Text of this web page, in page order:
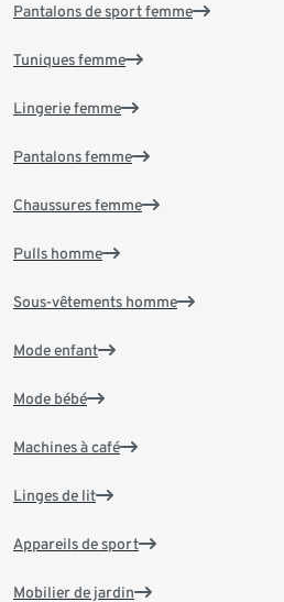
Pantalons de sport femme
Tuniques femme
Lingerie femme
Pantalons femme
Chaussures femme
Pulls homme
Sous-vêtements homme
Mode enfant
Mode bébé
Machines à café
Linges de lit
Appareils de sport
Mobilier de jardin